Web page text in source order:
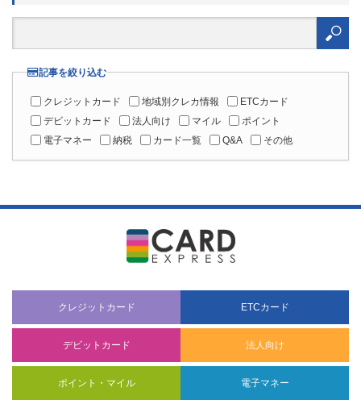
検
記事を絞り込む
クレジットカード 地域別クレカ情報
ETCカード
デビットカード
法人向け マイル
ポイント
電子マネー
納税 カード一覧 Q&A その他
クレジットカード ETCカード
デビットカード 法人向け
ポイント・マイル 電子マネー